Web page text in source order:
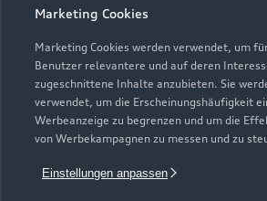
Marketing Cookies
Marketing Cookies werden verwendet, um
Benutzer relevantere und auf deren
zugeschnittene Inhalte anzubieten. Sie
verwendet, um die Erscheinungshäufigkeit
Werbeanzeige zu begrenzen und um die
von Werbekampagnen zu messen und zu
Einstellungen anpassen
Modelle
Alle Modelle
Modelle vergleichen
Kaufen & leasen